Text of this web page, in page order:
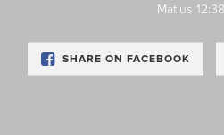
Matius
SHARE ON FACEBOOK